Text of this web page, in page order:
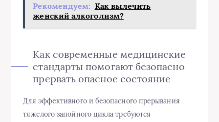
Рекомендуем: Как вылечить
женский алкоголизм?
Как современные медицинские
стандарты помогают безопасно
прервать опасное состояние
Для эффективного и безопасного прерывания
тяжелого запойного цикла требуются